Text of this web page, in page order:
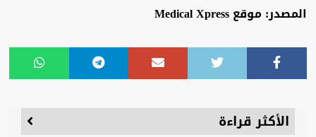
المصدر: موقع Medical Xpress
الأكثر قراءة